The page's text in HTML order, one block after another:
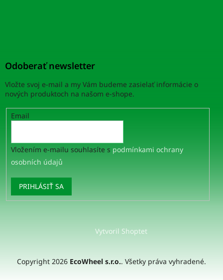
Odoberať newsletter
Vložte svoj e-mail a my Vám budeme zasielať informácie o
nových produktoch na našom e-shope.
Email
Vložením e-mailu souhlasíte s podmínkami ochrany
osobních údajů
PRIHLÁSIŤ SA
Vytvoril Shoptet
Copyright 2026 EcoWheel s.r.o.. Všetky práva vyhradené.